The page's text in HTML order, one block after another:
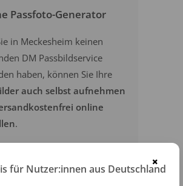
Passfoto-Generator
in Meckesheim keinen
DM Passbildservice
haben, können Sie Ihre
auch selbst aufnehmen
online
.
×
für Nutzer:innen aus Deutschland